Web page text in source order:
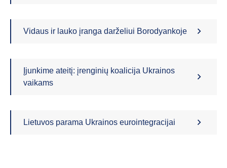
Vidaus ir lauko įranga darželiui Borodyankoje
Įjunkime ateitį: įrenginių koalicija Ukrainos
vaikams
Lietuvos parama Ukrainos eurointegracijai